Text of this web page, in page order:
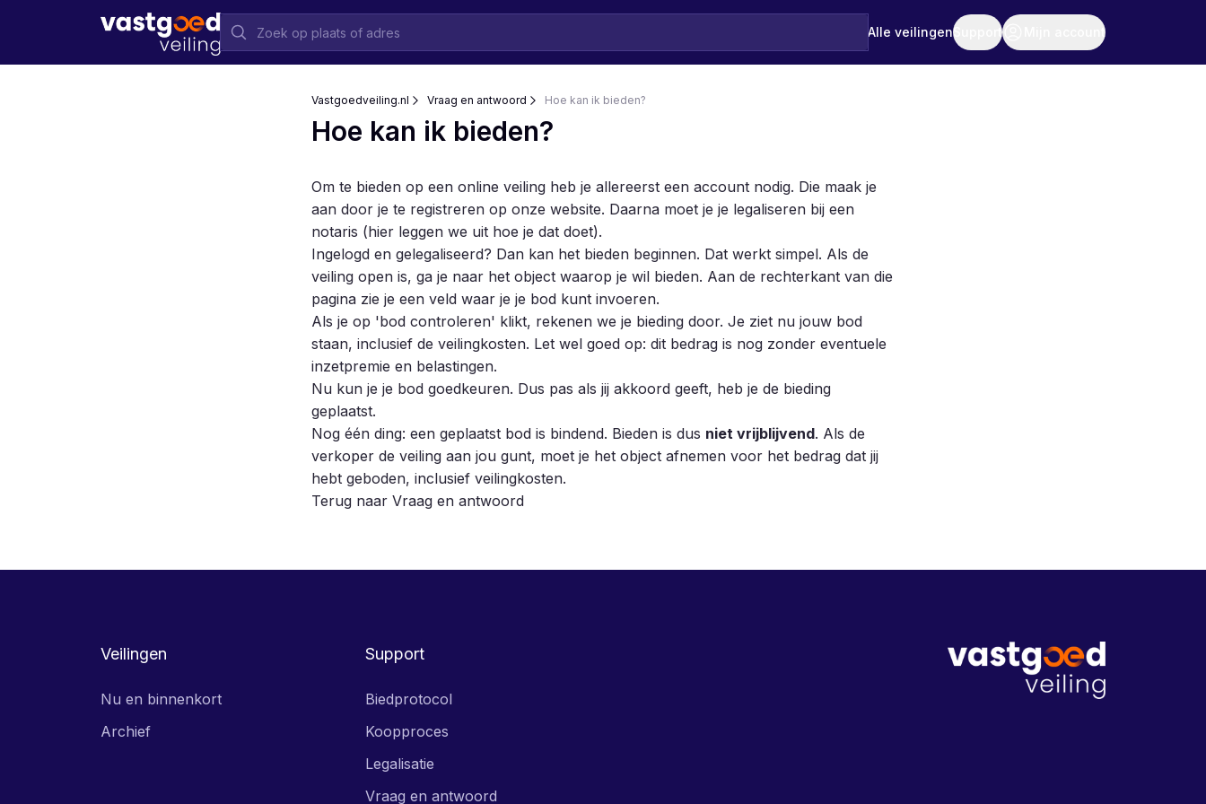
Alle veilingenSupport Mijn account
Vastgoedveiling.nl Vraag en antwoord Hoe kan ik bieden?
Hoe kan ik bieden?
Om te bieden op een online veiling heb je allereerst een account nodig. Die maak je
aan door je te registreren op onze website. Daarna moet je je legaliseren bij een
notaris (hier leggen we uit hoe je dat doet).
Ingelogd en gelegaliseerd? Dan kan het bieden beginnen. Dat werkt simpel. Als de
veiling open is, ga je naar het object waarop je wil bieden. Aan de rechterkant van die
pagina zie je een veld waar je je bod kunt invoeren.
Als je op 'bod controleren' klikt, rekenen we je bieding door. Je ziet nu jouw bod
staan, inclusief de veilingkosten. Let wel goed op: dit bedrag is nog zonder eventuele
inzetpremie en belastingen.
Nu kun je je bod goedkeuren. Dus pas als jij akkoord geeft, heb je de bieding
geplaatst.
Nog één ding: een geplaatst bod is bindend. Bieden is dus niet vrijblijvend. Als de
verkoper de veiling aan jou gunt, moet je het object afnemen voor het bedrag dat jij
hebt geboden, inclusief veilingkosten.
Terug naar Vraag en antwoord
Veilingen
Nu en binnenkort
Archief
Support
Biedprotocol
Koopproces
Legalisatie
Vraag en antwoord